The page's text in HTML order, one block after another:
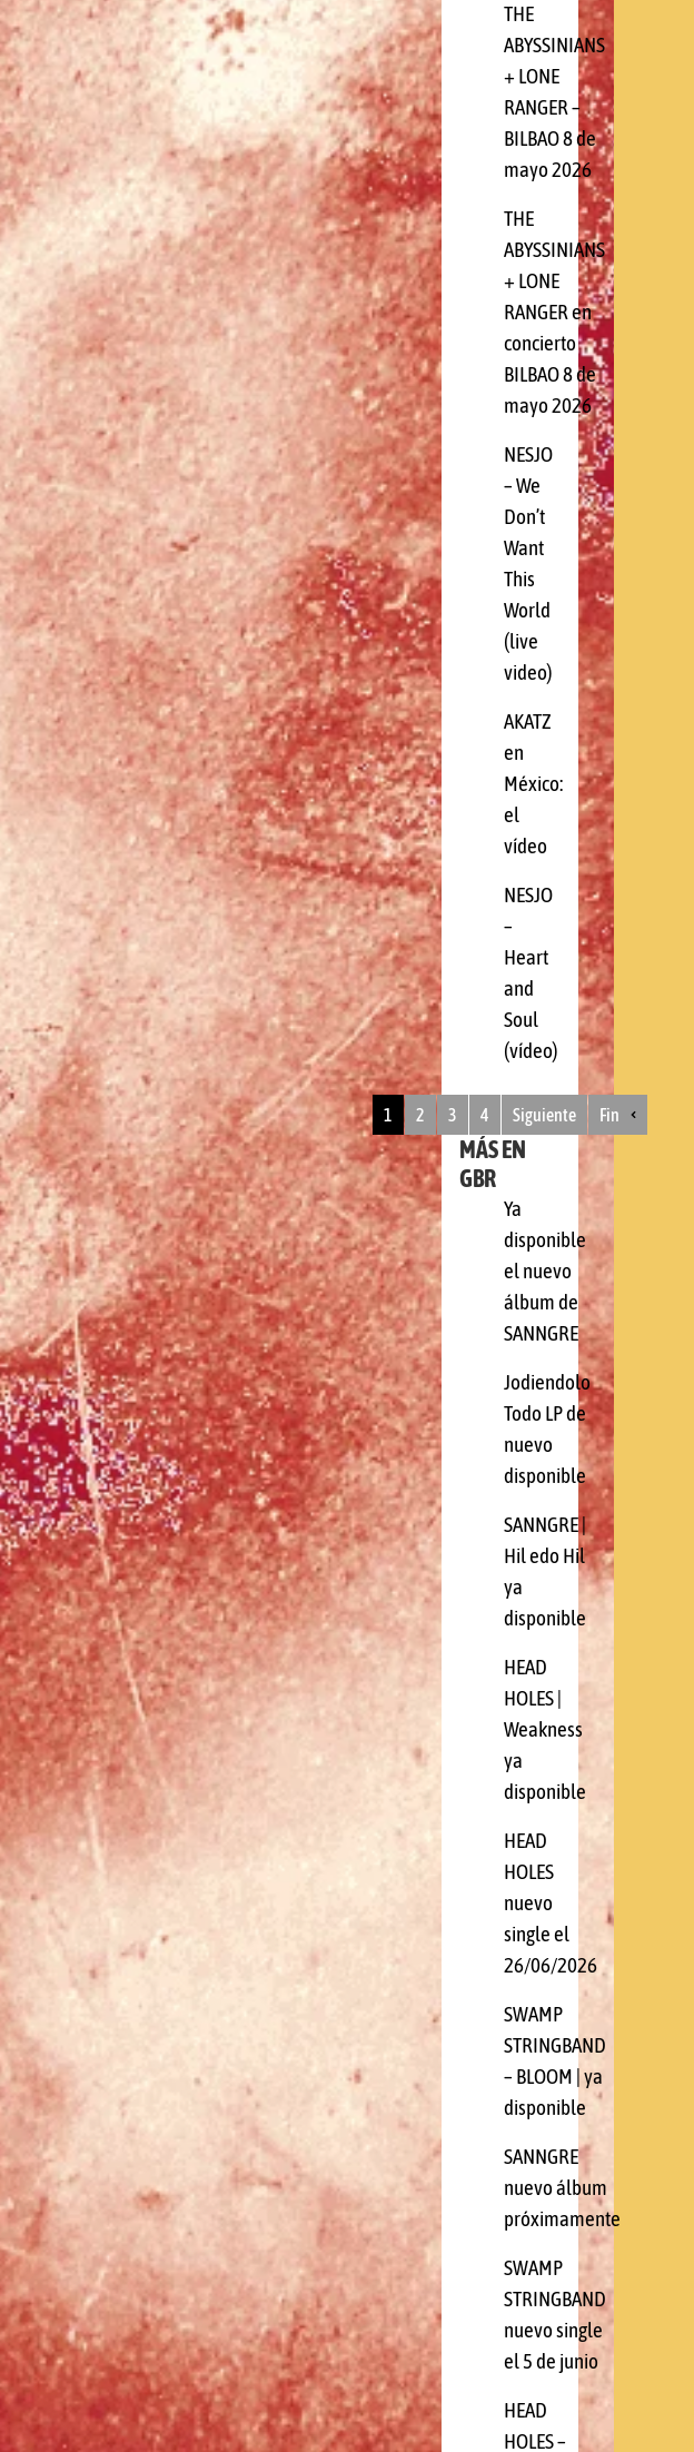
THE
ABYSSINIANS
+ LONE
RANGER –
BILBAO 8 de
mayo 2026
THE
ABYSSINIANS
+ LONE
RANGER en
concierto
BILBAO 8 de
mayo 2026
NESJO
– We
Don’t
Want
This
World
(live
video)
AKATZ
en
México:
el
vídeo
NESJO
–
Heart
and
Soul
(vídeo)
1 2 3 4 Siguiente Fin
MÁS EN
GBR
Ya
disponible
el nuevo
álbum de
SANNGRE
Jodiendolo
Todo LP de
nuevo
disponible
SANNGRE |
Hil edo Hil
ya
disponible
HEAD
HOLES |
Weakness
ya
disponible
HEAD
HOLES
nuevo
single el
26/06/2026
SWAMP
STRINGBAND
– BLOOM | ya
disponible
SANNGRE
nuevo álbum
próximamente
SWAMP
STRINGBAND
nuevo single
el 5 de junio
HEAD
HOLES –